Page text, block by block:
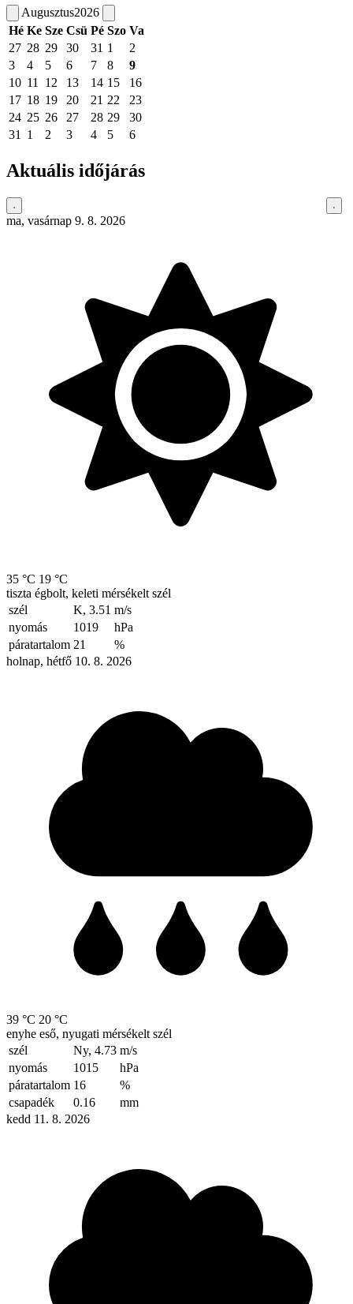
Augusztus2026
Hé Ke Sze Csü Pé Szo Va
27 28 29 30 31 1
2
3
4 5 6 7 8
9
10 11 12 13 14 15
16
17 18 19 20 21 22
23
24 25 26 27 28 29
30
31 1 2 3 4 5 6
Aktuális időjárás
ma, vasárnap 9. 8. 2026
35 °C 19 °C
tiszta égbolt, keleti mérsékelt szél
szél
K, 3.51 m/s
nyomás
1019
hPa
páratartalom 21
%
holnap, hétfő 10. 8. 2026
39 °C 20 °C
enyhe eső, nyugati mérsékelt szél
szél
Ny, 4.73 m/s
nyomás
1015
hPa
páratartalom 16
%
csapadék
0.16
mm
kedd 11. 8. 2026